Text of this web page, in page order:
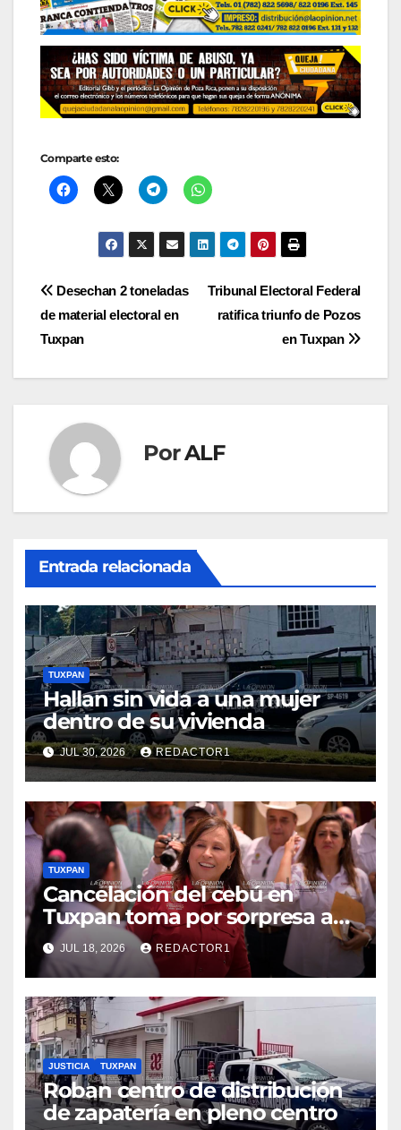
Comparte esto:
Navegación
de
entradas
Tribunal Electoral Federal
ratifica triunfo de Pozos
en Tuxpan
Desechan 2 toneladas
de material electoral en
Tuxpan
PorALF
Entrada relacionada
TUXPAN
Hallan sin vida a una mujer
dentro de su vivienda
JUL 30, 2026 REDACTOR1
TUXPAN
Cancelación del cebú en
Tuxpan toma por sorpresa a
Nahle
JUL 18, 2026 REDACTOR1
JUSTICIA TUXPAN
Roban centro de distribución
de zapatería en pleno centro